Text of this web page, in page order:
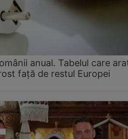
anual. Tabelul care
faţă de restul Europei